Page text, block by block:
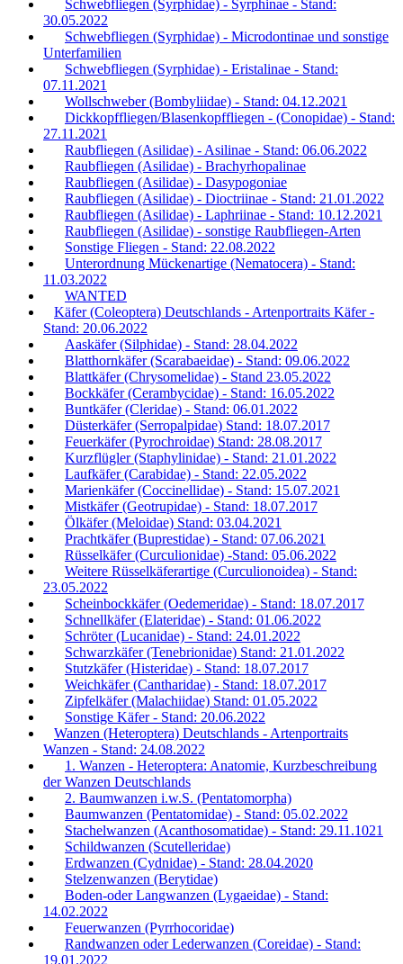
Schwebfliegen (Syrphidae) - Syrphinae - Stand:
30.05.2022
Schwebfliegen (Syrphidae) - Microdontinae und sonstige
Unterfamilien
Schwebfliegen (Syrphidae) - Eristalinae - Stand:
07.11.2021
Wollschweber (Bombyliidae) - Stand: 04.12.2021
Dickkopffliegen/Blasenkopffliegen - (Conopidae) - Stand:
27.11.2021
Raubfliegen (Asilidae) - Asilinae - Stand: 06.06.2022
Raubfliegen (Asilidae) - Brachyrhopalinae
Raubfliegen (Asilidae) - Dasypogoniae
Raubfliegen (Asilidae) - Dioctriinae - Stand: 21.01.2022
Raubfliegen (Asilidae) - Laphriinae - Stand: 10.12.2021
Raubfliegen (Asilidae) - sonstige Raubfliegen-Arten
Sonstige Fliegen - Stand: 22.08.2022
Unterordnung Mückenartige (Nematocera) - Stand:
11.03.2022
WANTED
Käfer (Coleoptera) Deutschlands - Artenportraits Käfer -
Stand: 20.06.2022
Aaskäfer (Silphidae) - Stand: 28.04.2022
Blatthornkäfer (Scarabaeidae) - Stand: 09.06.2022
Blattkäfer (Chrysomelidae) - Stand 23.05.2022
Bockkäfer (Cerambycidae) - Stand: 16.05.2022
Buntkäfer (Cleridae) - Stand: 06.01.2022
Düsterkäfer (Serropalpidae) Stand: 18.07.2017
Feuerkäfer (Pyrochroidae) Stand: 28.08.2017
Kurzflügler (Staphylinidae) - Stand: 21.01.2022
Laufkäfer (Carabidae) - Stand: 22.05.2022
Marienkäfer (Coccinellidae) - Stand: 15.07.2021
Mistkäfer (Geotrupidae) - Stand: 18.07.2017
Ölkäfer (Meloidae) Stand: 03.04.2021
Prachtkäfer (Buprestidae) - Stand: 07.06.2021
Rüsselkäfer (Curculionidae) -Stand: 05.06.2022
Weitere Rüsselkäferartige (Curculionoidea) - Stand:
23.05.2022
Scheinbockkäfer (Oedemeridae) - Stand: 18.07.2017
Schnellkäfer (Elateridae) - Stand: 01.06.2022
Schröter (Lucanidae) - Stand: 24.01.2022
Schwarzkäfer (Tenebrionidae) Stand: 21.01.2022
Stutzkäfer (Histeridae) - Stand: 18.07.2017
Weichkäfer (Cantharidae) - Stand: 18.07.2017
Zipfelkäfer (Malachiidae) Stand: 01.05.2022
Sonstige Käfer - Stand: 20.06.2022
Wanzen (Heteroptera) Deutschlands - Artenportraits
Wanzen - Stand: 24.08.2022
1. Wanzen - Heteroptera: Anatomie, Kurzbeschreibung
der Wanzen Deutschlands
2. Baumwanzen i.w.S. (Pentatomorpha)
Baumwanzen (Pentatomidae) - Stand: 05.02.2022
Stachelwanzen (Acanthosomatidae) - Stand: 29.11.1021
Schildwanzen (Scutelleridae)
Erdwanzen (Cydnidae) - Stand: 28.04.2020
Stelzenwanzen (Berytidae)
Boden-oder Langwanzen (Lygaeidae) - Stand:
14.02.2022
Feuerwanzen (Pyrrhocoridae)
Randwanzen oder Lederwanzen (Coreidae) - Stand:
19.01.2022